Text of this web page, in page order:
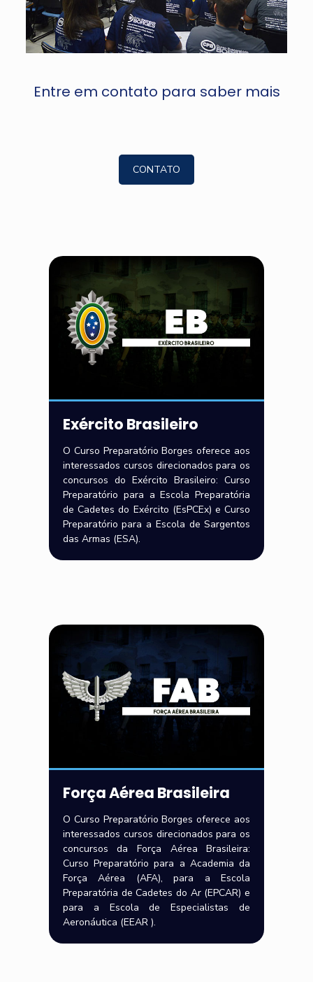
Entre em contato para saber mais
CONTATO
Exército Brasileiro
O Curso Preparatório Borges oferece aos
interessados cursos direcionados para os
concursos do Exército Brasileiro: Curso
Preparatório para a Escola Preparatória
de Cadetes do Exército (EsPCEx) e Curso
Preparatório para a Escola de Sargentos
das Armas (ESA).
Força Aérea Brasileira
O Curso Preparatório Borges oferece aos
interessados cursos direcionados para os
concursos da Força Aérea Brasileira:
Curso Preparatório para a Academia da
Força Aérea (AFA), para a Escola
Preparatória de Cadetes do Ar (EPCAR) e
para a Escola de Especialistas de
Aeronáutica (EEAR ).